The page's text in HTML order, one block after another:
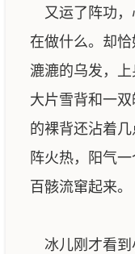
又运了阵功，
在做什么。却
漉漉的乌发，
大片雪背和一
的裸背还沾着
阵火热，阳气
百骸流窜起来。
冰儿刚才看到